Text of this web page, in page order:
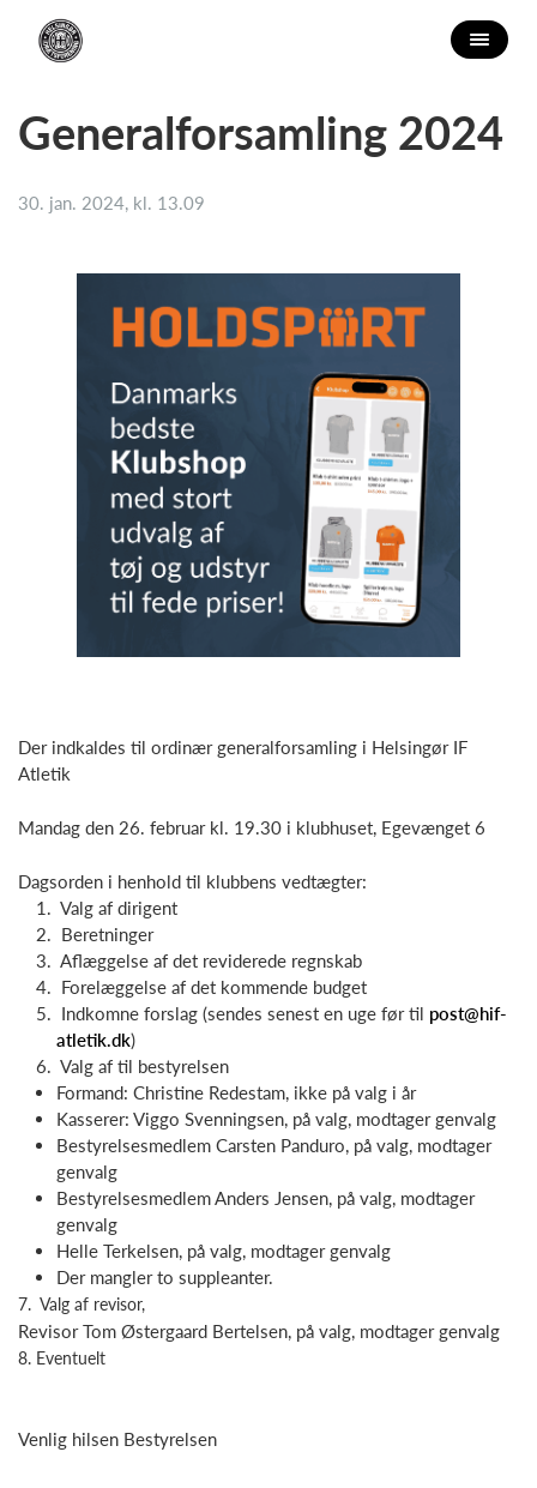
Generalforsamling 2024
30. jan. 2024, kl. 13.09
Der indkaldes til ordinær generalforsamling i Helsingør IF
Atletik
Mandag den 26. februar kl. 19.30 i klubhuset, Egevænget 6
Dagsorden i henhold til klubbens vedtægter:
Valg af dirigent
Beretninger
Aflæggelse af det reviderede regnskab
Forelæggelse af det kommende budget
Indkomne forslag (sendes senest en uge før til post@hif-
atletik.dk)
Valg af til bestyrelsen
Formand: Christine Redestam, ikke på valg i år
Kasserer: Viggo Svenningsen, på valg, modtager genvalg
Bestyrelsesmedlem Carsten Panduro, på valg, modtager
genvalg
Bestyrelsesmedlem Anders Jensen, på valg, modtager
genvalg
Helle Terkelsen, på valg, modtager genvalg
Der mangler to suppleanter.
7. Valg af revisor,
Revisor Tom Østergaard Bertelsen, på valg, modtager genvalg
8. Eventuelt
Venlig hilsen Bestyrelsen